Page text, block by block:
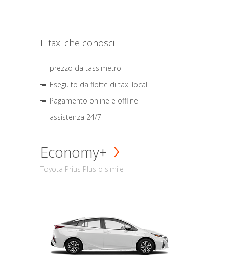
Il taxi che conosci
prezzo da tassimetro
Eseguito da flotte di taxi locali
Pagamento online e offline
assistenza 24/7
Economy+
Toyota Prius Plus o simile